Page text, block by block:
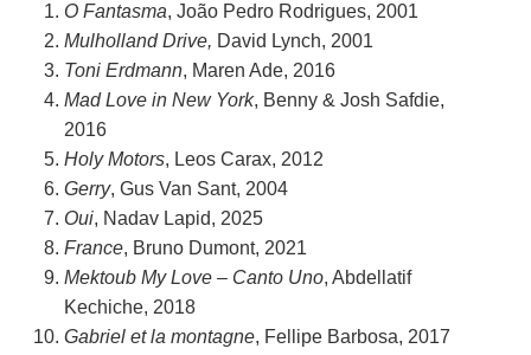
O Fantasma, João Pedro Rodrigues, 2001
Mulholland Drive, David Lynch, 2001
Toni Erdmann, Maren Ade, 2016
Mad Love in New York, Benny & Josh Safdie,
2016
Holy Motors, Leos Carax, 2012
Gerry, Gus Van Sant, 2004
Oui, Nadav Lapid, 2025
France, Bruno Dumont, 2021
Mektoub My Love – Canto Uno, Abdellatif
Kechiche, 2018
Gabriel et la montagne, Fellipe Barbosa, 2017